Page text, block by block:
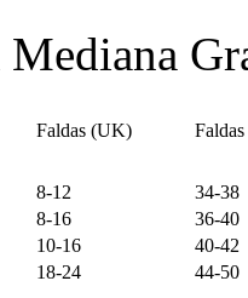
Mediana
Faldas (UK)
8-12
34-38
8-16
36-40
10-16
40-42
18-24 44-50